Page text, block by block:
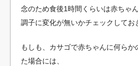
念のため食後1時間くらいは赤ちゃ
調子に変化が無いかチェックしてお
もしも、カサゴで赤ちゃんに何らか
た場合には、